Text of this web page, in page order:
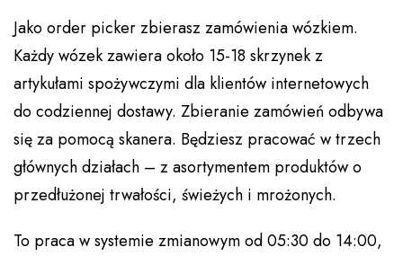
Jako order picker zbierasz zamówienia wózkiem.
Każdy wózek zawiera około 15-18 skrzynek z
artykułami spożywczymi dla klientów internetowych
do codziennej dostawy. Zbieranie zamówień odbywa
się za pomocą skanera. Będziesz pracować w trzech
głównych działach – z asortymentem produktów o
przedłużonej trwałości, świeżych i mrożonych.
To praca w systemie zmianowym od 05:30 do 14:00,